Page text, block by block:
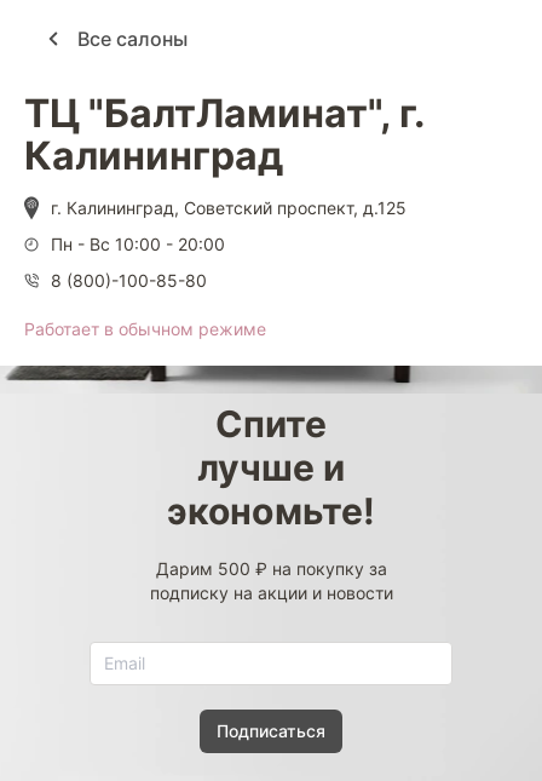
Все салоны
ТЦ "БалтЛаминат", г.
Калининград
г. Калининград, Советский проспект, д.125
Пн - Вс 10:00 - 20:00
8 (800)-100-85-80
Работает в обычном режиме
Спите
лучше и
экономьте!
Дарим 500 ₽ на покупку за
подписку на акции и новости
Подписаться